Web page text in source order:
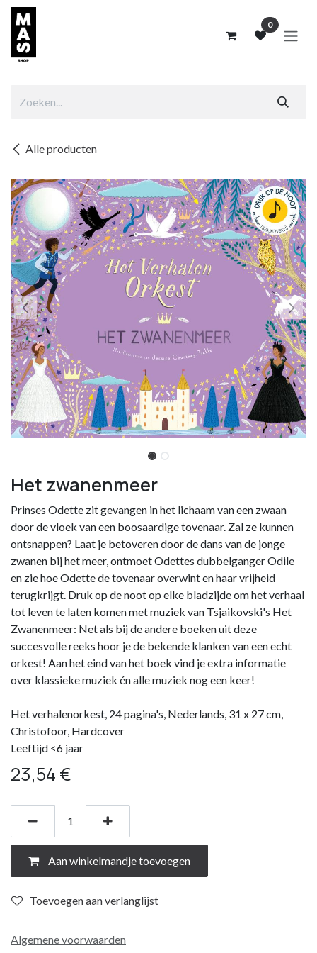
Overslaan naar inhoud
0
Alle producten
Het zwanenmeer
Prinses Odette zit gevangen in het lichaam van een zwaan
door de vloek van een boosaardige tovenaar. Zal ze kunnen
ontsnappen? Laat je betoveren door de dans van de jonge
zwanen bij het meer, ontmoet Odettes dubbelganger Odile
en zie hoe Odette de tovenaar overwint en haar vrijheid
terugkrijgt. Druk op de noot op elke bladzijde om het verhaal
tot leven te laten komen met muziek van Tsjaikovski's Het
Zwanenmeer: Net als bij de andere boeken uit deze
succesvolle reeks hoor je de bekende klanken van een echt
orkest! Aan het eind van het boek vind je extra informatie
over klassieke muziek én alle muziek nog een keer!
Het verhalenorkest, 24 pagina's, Nederlands, 31 x 27 cm,
Christofoor, Hardcover
Leeftijd <6 jaar
23,54 €
Aan winkelmandje toevoegen
Toevoegen aan verlanglijst
Algemene voorwaarden